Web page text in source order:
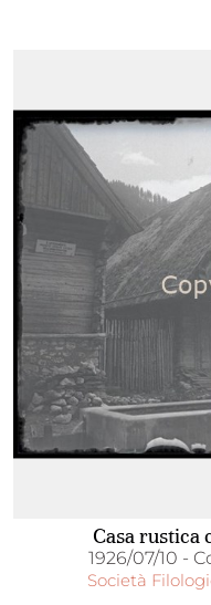
Casa rustica
1926/07/10 -
Società